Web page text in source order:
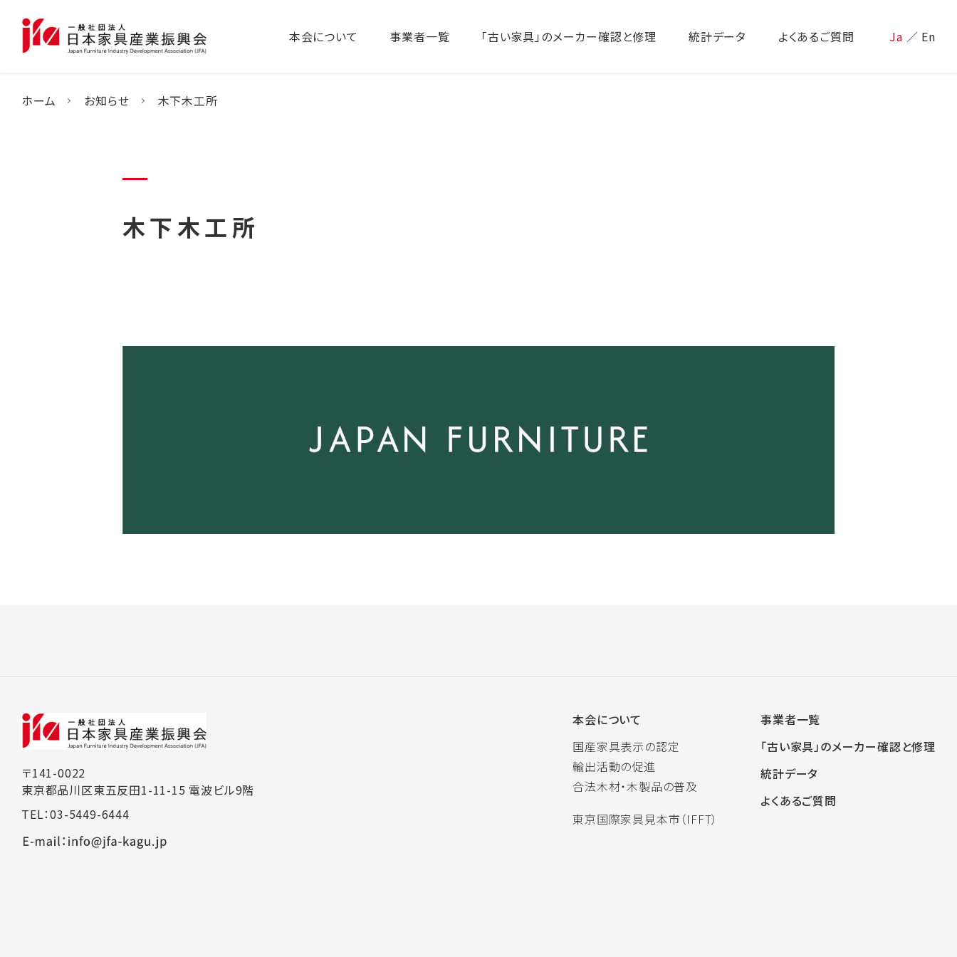
本会について 事業者一覧 「古い家具」のメーカー確認と修理 統計データ よくあるご質問 Ja ／ En
ホーム お知らせ 木下木工所
木下木工所
〒141-0022
東京都品川区東五反田1-11-15 電波ビル9階
TEL：03-5449-6444
本会について
国産家具表示の認定
輸出活動の促進
合法木材・木製品の普及
東京国際家具見本市（IFFT）
事業者一覧
「古い家具」のメーカー確認と修理
統計データ
よくあるご質問